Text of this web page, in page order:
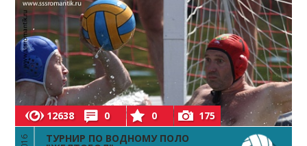
12638 0 0 175
ТУРНИР ПО ВОДНОМУ ПОЛО